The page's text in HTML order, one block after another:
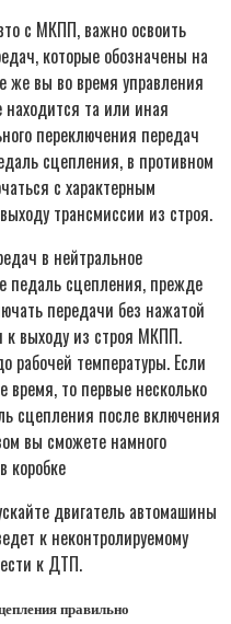
с МКПП, важно освоить
которые обозначены на
же вы во время управления
находится та или иная
переключения передач
сцепления, в противном
с характерным
трансмиссии из строя.
в нейтральное
педаль сцепления, прежде
передачи без нажатой
к выходу из строя МКПП.
рабочей температуры. Если
время, то первые несколько
сцепления после включения
вы сможете намного
коробке
двигатель автомашины
к неконтролируемому
к ДТП.
правильно